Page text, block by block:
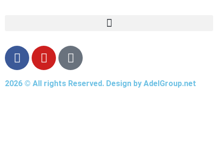
2026 © All rights Reserved. Design by AdelGroup.net